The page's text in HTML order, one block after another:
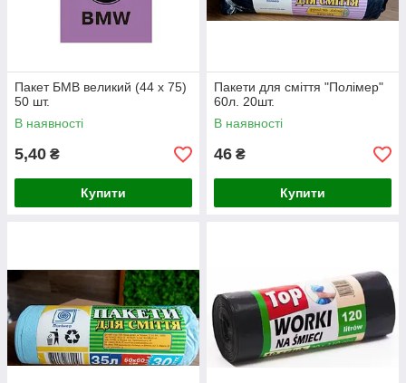
Пакет БМВ великий (44 х 75)
50 шт.
В наявності
5,40 ₴
Купити
Пакети для сміття "Полімер"
60л. 20шт.
В наявності
46 ₴
Купити